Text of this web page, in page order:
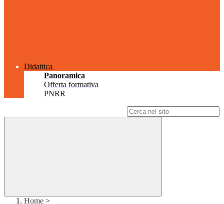
Didattica
Panoramica
Offerta formativa
PNRR
Home >